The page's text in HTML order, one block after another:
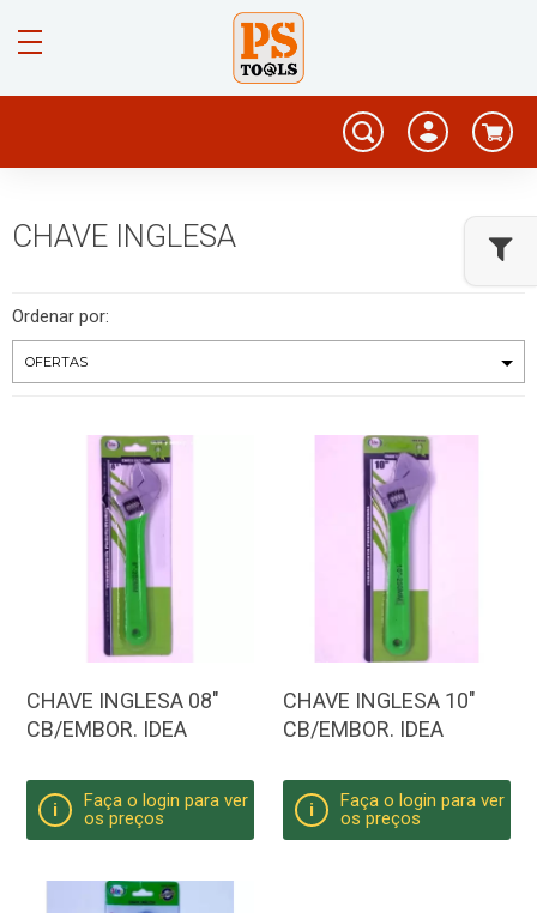
CHAVE INGLESA
Ordenar por:
CHAVE INGLESA 08"
CB/EMBOR. IDEA
i
Faça o login para ver
os preços
CHAVE INGLESA 10"
CB/EMBOR. IDEA
i
Faça o login para ver
os preços